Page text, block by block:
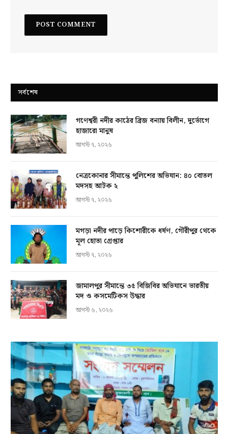
সর্বশেষ
গণেশ্বরী নদীর কাঠের ব্রিজ বন্যায় বিলীন, দুর্ভোগে
হাজারো মানুষ
আগস্ট ৭, ২০২৬
নেত্রকোনার সীমান্তে পুলিশের অভিযান: ৪০ বোতল
মদসহ আটক ২
আগস্ট ৭, ২০২৬
মগড়া নদীর পাড়ে কিশোরীকে ধর্ষণ, গৌরীপুর থেকে
মূল হোতা গ্রেপ্তার
আগস্ট ৭, ২০২৬
জামালপুর সীমান্তে ৩৫ বিজিবির অভিযানে ভারতীয়
মদ ও কসমেটিকস উদ্ধার
আগস্ট ৬, ২০২৬